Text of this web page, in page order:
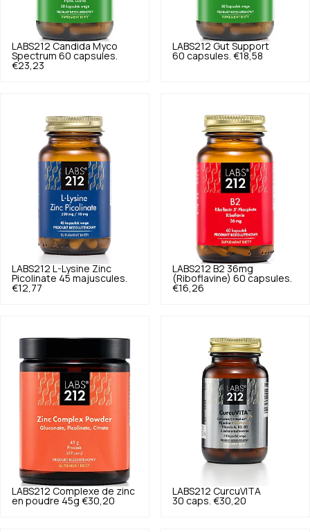
LABS212 Candida Myco
Spectrum 60 capsules.
€23,23
LABS212 Gut Support
60 capsules. €18,58
LABS212 L-Lysine Zinc
Picolinate 45 majuscules.
€12,77
LABS212 B2 36mg
(Riboflavine) 60 capsules.
€16,26
LABS212 Complexe de zinc
en poudre 45g €30,20
LABS212 CurcuVITA
30 caps. €30,20